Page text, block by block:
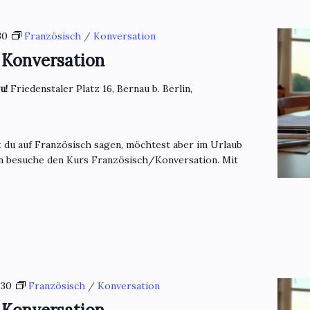
Französisch / Konversation
Friedenstaler Platz 16, Bernau b. Berlin,
auf Französisch sagen, möchtest aber im Urlaub
besuche den Kurs Französisch/Konversation. Mit
Französisch / Konversation